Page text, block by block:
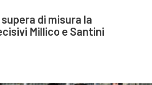
di misura la
Millico e Santini